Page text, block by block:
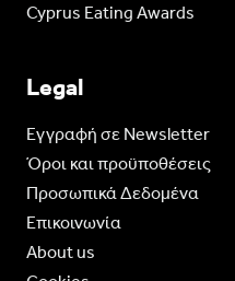
Cyprus Eating Awards
Legal
Eγγραφή σε Newsletter
Όροι και προϋποθέσεις
Προσωπικά Δεδομένα
Επικοινωνία
About us